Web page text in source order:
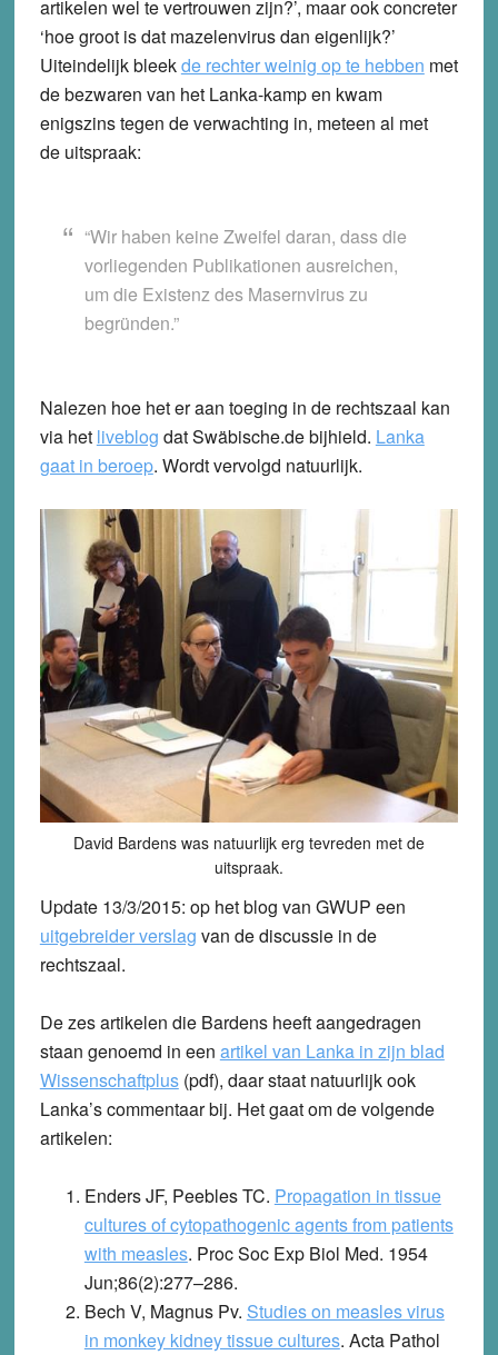
artikelen wel te vertrouwen zijn?’, maar ook concreter
‘hoe groot is dat mazelenvirus dan eigenlijk?’
Uiteindelijk bleekde rechter weinig op te hebben met
de bezwaren van het Lanka-kamp en kwam
enigszins tegen de verwachting in, meteen al met
de uitspraak:
“Wir haben keine Zweifel daran, dass die
vorliegenden Publikationen ausreichen,
um die Existenz des Masernvirus zu
begründen.”
Nalezen hoe het er aan toeging in de rechtszaal kan
via het liveblog dat Swäbische.de bijhield. Lanka
gaat in beroep. Wordt vervolgd natuurlijk.
David Bardens was natuurlijk erg tevreden met de
uitspraak.
Update 13/3/2015: op het blog van GWUP een
uitgebreider verslag van de discussie in de
rechtszaal.
De zes artikelen die Bardens heeft aangedragen
staan genoemd in een artikel van Lanka in zijn blad
Wissenschaftplus(pdf), daar staat natuurlijk ook
Lanka’s commentaar bij. Het gaat om de volgende
artikelen:
Enders JF, Peebles TC. Propagation in tissue
cultures of cytopathogenic agents from patients
with measles. Proc Soc Exp Biol Med. 1954
Jun;86(2):277–286.
Bech V, Magnus Pv. Studies on measles virus
in monkey kidney tissue cultures. Acta Pathol